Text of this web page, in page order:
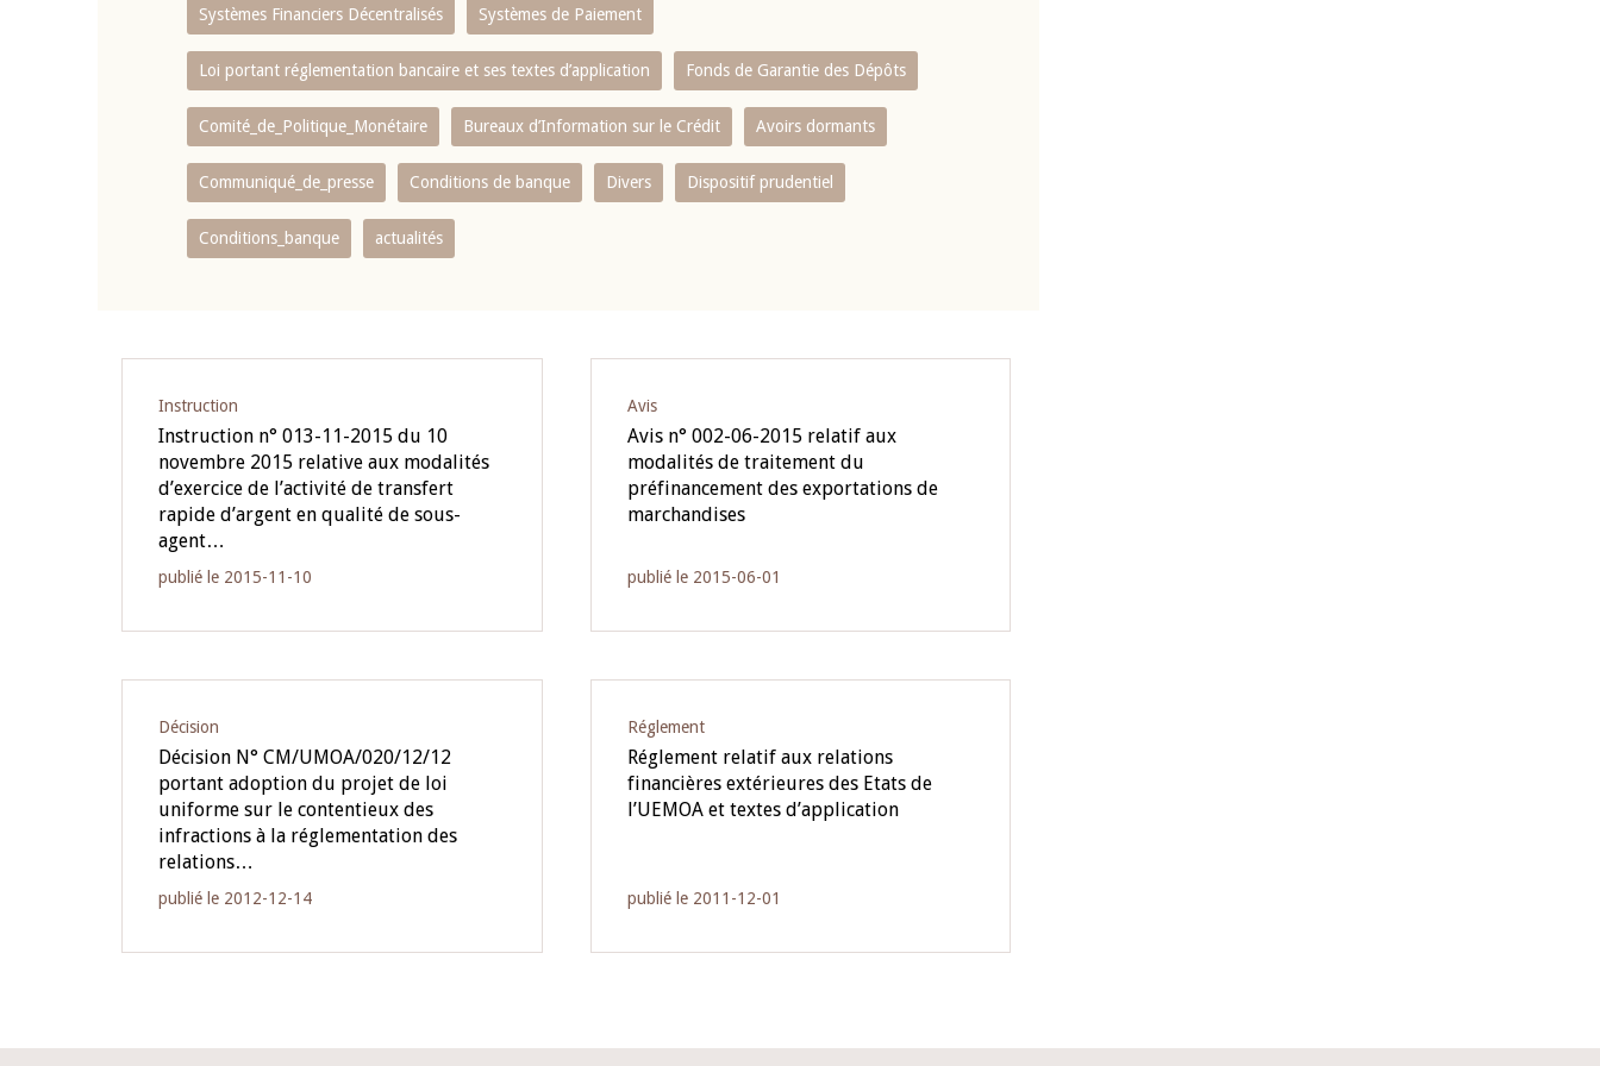
Systèmes Financiers Décentralisés Systèmes de Paiement
Loi portant réglementation bancaire et ses textes d’application Fonds de Garantie des Dépôts
Comité_de_Politique_Monétaire Bureaux d’Information sur le Crédit Avoirs dormants
Communiqué_de_presse Conditions de banque Divers Dispositif prudentiel
Conditions_banque actualités
Instruction
Instruction n° 013-11-2015 du 10
novembre 2015 relative aux modalités
d’exercice de l’activité de transfert
rapide d’argent en qualité de sous-
agent…
publié le 2015-11-10
Avis
Avis n° 002-06-2015 relatif aux
modalités de traitement du
préfinancement des exportations de
marchandises
publié le 2015-06-01
Décision
Décision N° CM/UMOA/020/12/12
portant adoption du projet de loi
uniforme sur le contentieux des
infractions à la réglementation des
relations…
publié le 2012-12-14
Réglement
Réglement relatif aux relations
financières extérieures des Etats de
l’UEMOA et textes d’application
publié le 2011-12-01